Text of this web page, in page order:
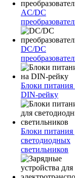
AC/DC
DC/DC
Блоки питания
DIN-рейку
Блоки питания
светодиодных
светильников